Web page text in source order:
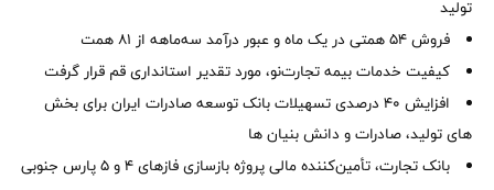
تولید
فروش 54 همتی در یک ماه و عبور درآمد سه‌ماهه از 81 همت
کیفیت خدمات بیمه تجارت‌نو، مورد تقدیر استانداری قم قرار گرفت
افزایش 40 درصدی تسهیلات بانک توسعه صادرات ایران برای بخش
های تولید، صادرات و دانش بنیان ها
بانک تجارت، تأمین‌کننده مالی پروژه بازسازی فازهای ۴ و ۵ پارس جنوبی